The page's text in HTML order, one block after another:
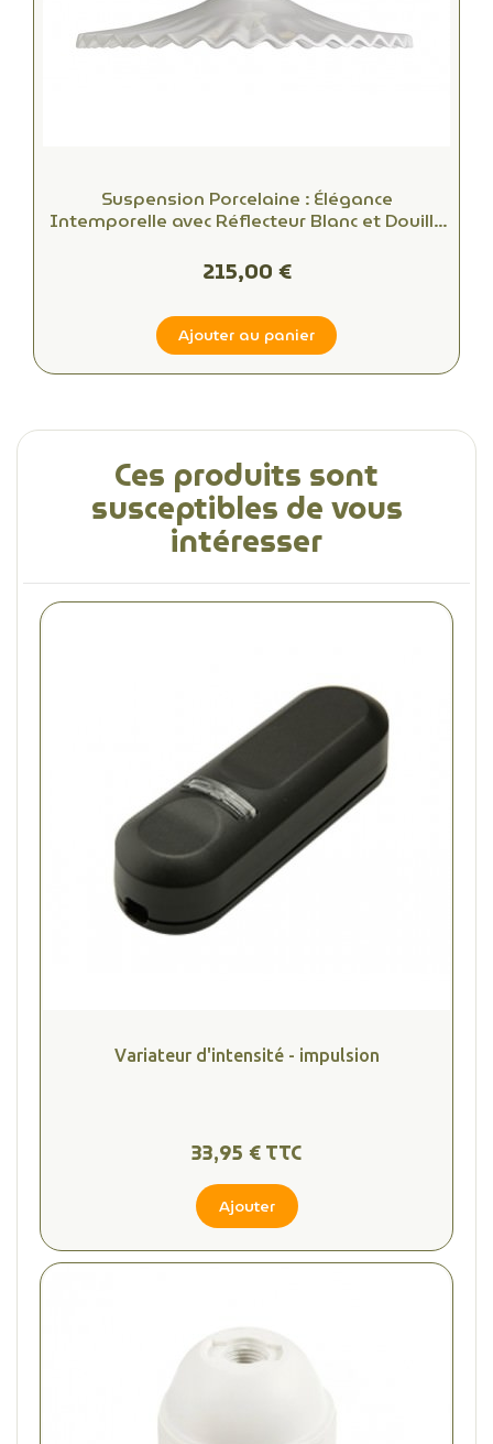
Suspension Porcelaine : Élégance
Intemporelle avec Réflecteur Blanc et Douille
215,00 €
Ajouter au panier
Ces produits sont
susceptibles de vous
intéresser
Variateur d'intensité - impulsion
33,95 € TTC
Ajouter